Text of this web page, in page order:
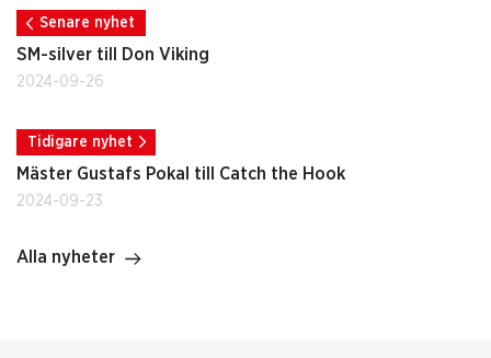
Senare nyhet
SM-silver till Don Viking
2024-09-26
Tidigare nyhet
Mäster Gustafs Pokal till Catch the Hook
2024-09-23
Alla nyheter